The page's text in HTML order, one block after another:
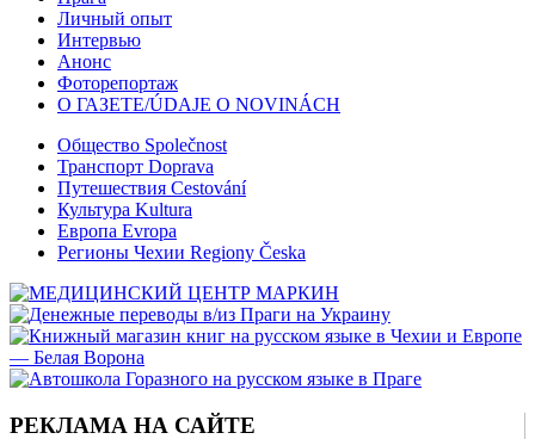
Личный опыт
Интервью
Анонс
Фоторепортаж
О ГАЗЕТЕ/ÚDAJE O NOVINÁCH
Общество Společnost
Транспорт Doprava
Путешествия Cestování
Культура Kultura
Европа Evropa
Регионы Чехии Regiony Česka
РЕКЛАМА НА САЙТЕ